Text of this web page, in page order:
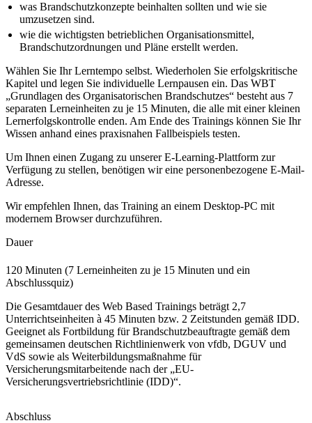
was Brandschutzkonzepte beinhalten sollten und wie sie
umzusetzen sind.
wie die wichtigsten betrieblichen Organisationsmittel,
Brandschutzordnungen und Pläne erstellt werden.
Wählen Sie Ihr Lerntempo selbst. Wiederholen Sie erfolgskritische
Kapitel und legen Sie individuelle Lernpausen ein. Das WBT
„Grundlagen des Organisatorischen Brandschutzes“ besteht aus 7
separaten Lerneinheiten zu je 15 Minuten, die alle mit einer kleinen
Lernerfolgskontrolle enden. Am Ende des Trainings können Sie Ihr
Wissen anhand eines praxisnahen Fallbeispiels testen.
Um Ihnen einen Zugang zu unserer E-Learning-Plattform zur
Verfügung zu stellen, benötigen wir eine personenbezogene E-Mail-
Adresse.
Wir empfehlen Ihnen, das Training an einem Desktop-PC mit
modernem Browser durchzuführen.
Dauer
120 Minuten (7 Lerneinheiten zu je 15 Minuten und ein
Abschlussquiz)
Die Gesamtdauer des Web Based Trainings beträgt 2,7
Unterrichtseinheiten à 45 Minuten bzw. 2 Zeitstunden gemäß IDD.
Geeignet als Fortbildung für Brandschutzbeauftragte gemäß dem
gemeinsamen deutschen Richtlinienwerk von vfdb, DGUV und
VdS sowie als Weiterbildungsmaßnahme für
Versicherungsmitarbeitende nach der „EU-
Versicherungsvertriebsrichtlinie (IDD)“.
Abschluss